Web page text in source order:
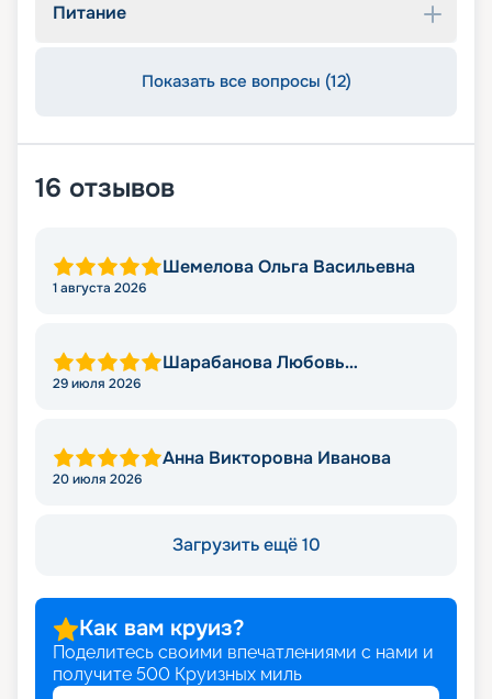
Питание
Показать все вопросы (12)
16 отзывов
Шемелова Ольга Васильевна
1 августа 2026
Шарабанова Любовь
29 июля 2026
Анна Викторовна Иванова
20 июля 2026
Загрузить ещё 10
Как вам круиз?
Поделитесь своими впечатлениями с нами и
получите 500 Круизных миль